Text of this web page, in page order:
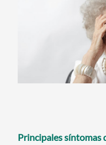
Principales síntomas